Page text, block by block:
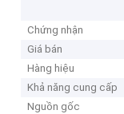
Chứng nhận
Giá bán
Hàng hiệu
Khả năng cung cấp
Nguồn gốc